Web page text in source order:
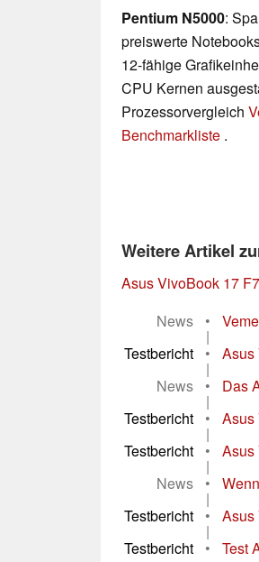
Pentium N5000:
preiswerte
12-fähige
CPU Kernen
Prozessorvergleich
Benchmarkliste .
Weitere Artikel
Asus VivoBook 17
News
•
|
Testbericht
• Asus
|
News
• Das
|
Testbericht
• Asus
|
Testbericht
• Asus
|
News
•
|
Testbericht
• Asus
|
Testbericht
• Test